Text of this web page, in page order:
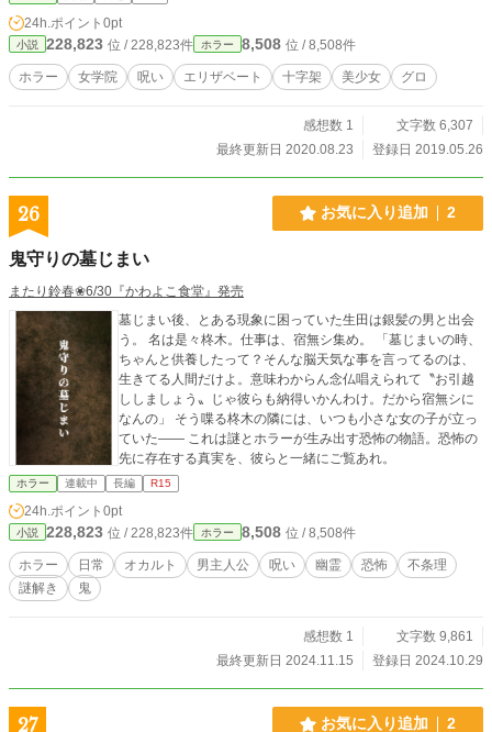
24h.ポイント 0pt
小説 228,823 位 / 228,823件 ホラー 8,508 位 / 8,508件
ホラー 女学院 呪い エリザベート 十字架 美少女 グロ
感想数 1
文字数 6,307
最終更新日 2020.08.23
登録日 2019.05.26
26 お気に入り追加 2
鬼守りの墓じまい
またり鈴春❀6/30『かわよこ食堂』発売
墓じまい後、とある現象に困っていた生田は銀髪の男と出会
う。 名は是々柊木。仕事は、宿無シ集め。 「墓じまいの時、
ちゃんと供養したって？そんな脳天気な事を言ってるのは、
生きてる人間だけよ。意味わからん念仏唱えられて〝お引越
ししましょう〟じゃ彼らも納得いかんわけ。だから宿無シに
なんの」 そう喋る柊木の隣には、いつも小さな女の子が立っ
ていた―― これは謎とホラーが生み出す恐怖の物語。恐怖の
先に存在する真実を、彼らと一緒にご覧あれ。
ホラー 連載中 長編 R15
24h.ポイント 0pt
小説 228,823 位 / 228,823件 ホラー 8,508 位 / 8,508件
ホラー 日常 オカルト 男主人公 呪い 幽霊 恐怖
不条理
謎解き
鬼
感想数 1
文字数 9,861
最終更新日 2024.11.15
登録日 2024.10.29
27 お気に入り追加 2